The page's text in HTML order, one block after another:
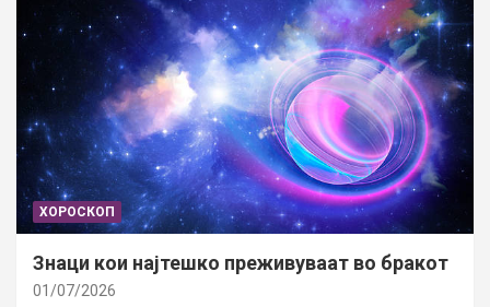
ХОРОСКОП
Знаци кои најтешко преживуваат во бракот
01/07/2026